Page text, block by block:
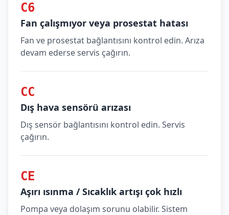
C6
Fan çalışmıyor veya prosestat hatası
Fan ve prosestat bağlantısını kontrol edin. Arıza
devam ederse servis çağırın.
CC
Dış hava sensörü arızası
Dış sensör bağlantısını kontrol edin. Servis
çağırın.
CE
Aşırı ısınma / Sıcaklık artışı çok hızlı
Pompa veya dolaşım sorunu olabilir. Sistem